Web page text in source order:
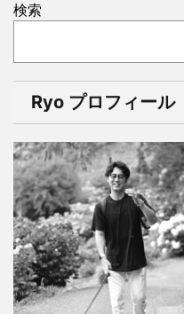
検索
Ryo プロフィール